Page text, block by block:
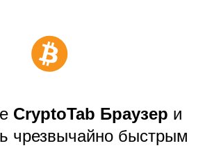
CryptoTab Браузер и
чрезвычайно быстрым